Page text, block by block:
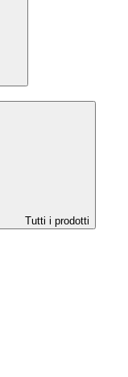
Tutti i prodotti